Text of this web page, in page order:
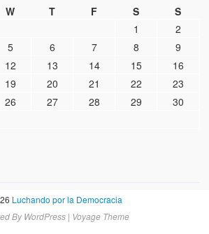
W T F S
S
1
2
5 6 7 8
9
12 13 14 15
16
19 20 21 22
23
26 27 28 29
30
Luchando por la Democracia
By WordPress| Voyage Theme